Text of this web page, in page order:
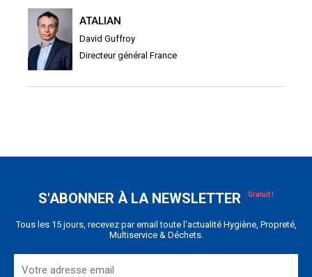
ATALIAN
David Guffroy
Directeur général France
S'ABONNER À LA NEWSLETTER
Tous les 15 jours, recevez par email toute l'actualité Hygiène, Propreté,
Multiservice & Déchets.